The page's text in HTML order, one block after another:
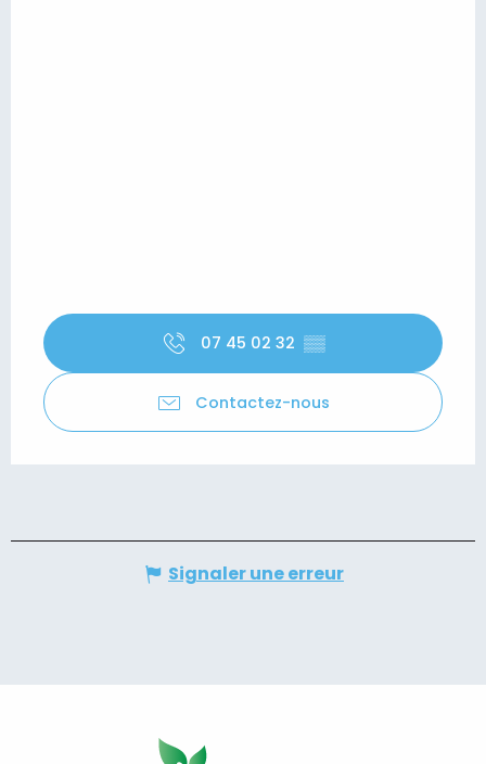
07 45 02 32 ▒▒
Contactez-nous
Signaler une erreur